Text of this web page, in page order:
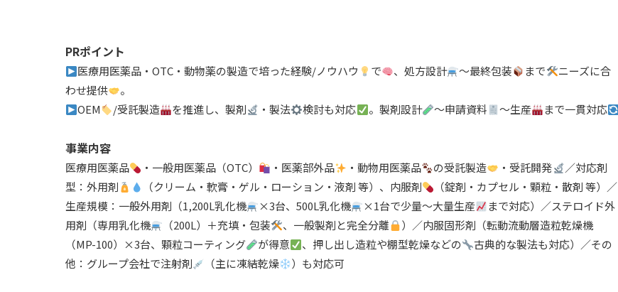
PRポイント
医療用医薬品・OTC・動物薬の製造で培った経験/ノウハウ で 、処方設計 〜最終包装 まで
ニーズに合
わせ提供
。
OEM
/受託製造 を推進し、製剤 ・製法 検討も対応 。製剤設計 〜申請資料 〜生産 まで一貫対応
事業内容
医療用医薬品 ・一般用医薬品（OTC） ・医薬部外品 ・動物用医薬品 の受託製造 ・受託開発
／対応剤
型：外用剤
（クリーム・軟膏・ゲル・ローション・液剤 等）、内服剤
（錠剤・カプセル・顆粒・散剤 等）／
生産規模：一般外用剤（1,200L乳化機
×3台、500L乳化機 ×1台で少量〜大量生産
まで対応）／ステロイド外
用剤（専用乳化機
（200L）＋充填・包装 、一般製剤と完全分離
）／内服固形剤（転動流動層造粒乾燥機
（MP-100）×3台、顆粒コーティング
が得意 、押し出し造粒や棚型乾燥などの
古典的な製法も対応）／その
他：グループ会社で注射剤
（主に凍結乾燥 ）も対応可